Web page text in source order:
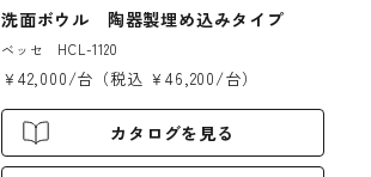
洗面ボウル 陶器製埋め込みタイプ
ベッセ HCL-1120
￥42,000/台（税込 ￥46,200/台）
カタログを見る